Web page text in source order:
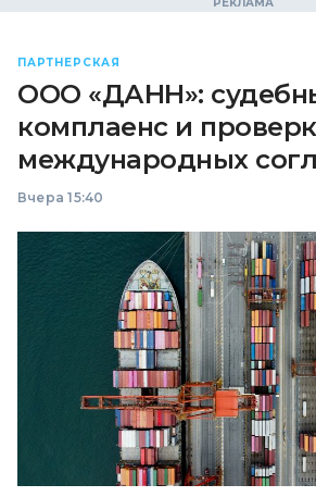
ПАРТНЕРСКАЯ
ООО «ДАНН»:
комплаенс и
международных
Вчера 15:40